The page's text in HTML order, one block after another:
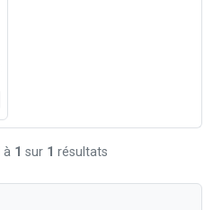
à 1 sur 1 résultats